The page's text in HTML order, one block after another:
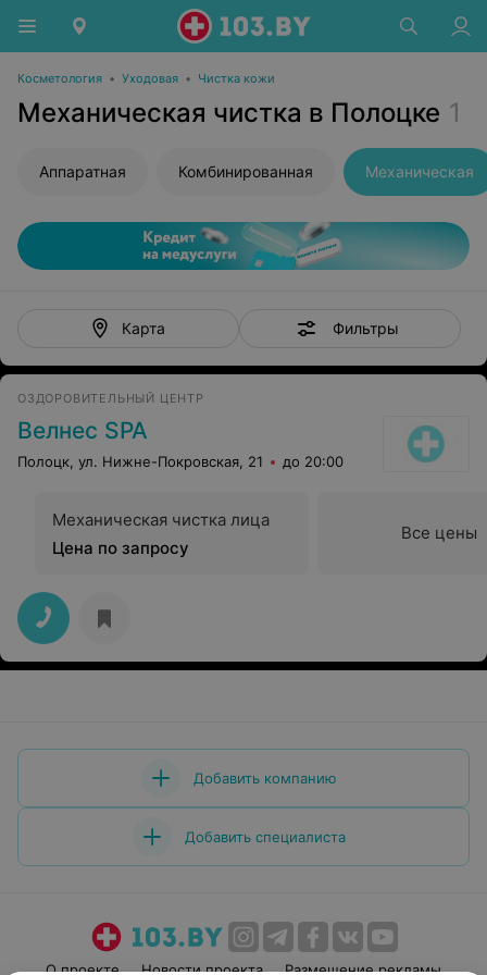
Косметология • Уходовая • Чистка кожи
Механическая чистка в Полоцке 1
Аппаратная Комбинированная Механическая
Карта Фильтры
ОЗДОРОВИТЕЛЬНЫЙ ЦЕНТР
Велнес SPA
Полоцк, ул. Нижне-Покровская, 21 до 20:00
Механическая чистка лица
Цена по запросу
Все цены
Добавить компанию
Добавить специалиста
О проекте Новости проекта Размещение рекламы